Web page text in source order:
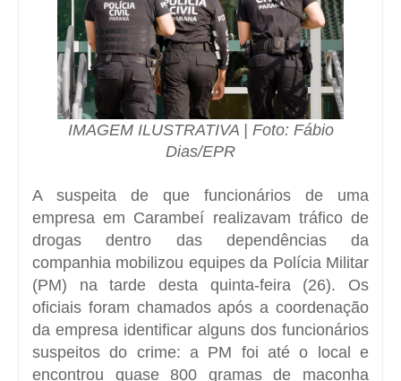
IMAGEM ILUSTRATIVA | Foto: Fábio
Dias/EPR
A suspeita de que funcionários de uma
empresa em Carambeí realizavam tráfico de
drogas dentro das dependências da
companhia mobilizou equipes da Polícia Militar
(PM) na tarde desta quinta-feira (26). Os
oficiais foram chamados após a coordenação
da empresa identificar alguns dos funcionários
suspeitos do crime: a PM foi até o local e
encontrou quase 800 gramas de maconha